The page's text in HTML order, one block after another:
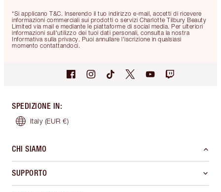
*Si applicano T&C. Inserendo il tuo indirizzo e-mail, accetti di ricevere
informazioni commerciali sui prodotti o servizi Charlotte Tilbury Beauty
Limited via mail e mediante le piattaforme di social media. Per ulteriori
informazioni sull'utilizzo dei tuoi dati personali, consulta la nostra
Informativa sulla privacy. Puoi annullare l'iscrizione in qualsiasi
momento contattandoci.
SPEDIZIONE IN:
Italy (EUR €)
CHI SIAMO
SUPPORTO